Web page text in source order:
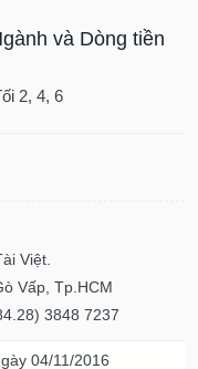
và Dòng tiền
2, 4, 6
Việt.
Vấp, Tp.HCM
3848 7237
04/11/2016